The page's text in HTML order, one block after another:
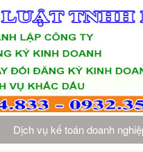
Dịch vụ kế toán doanh